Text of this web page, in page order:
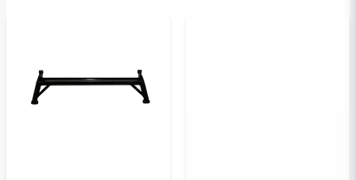
Ja, jeg får publisert min forespørsel